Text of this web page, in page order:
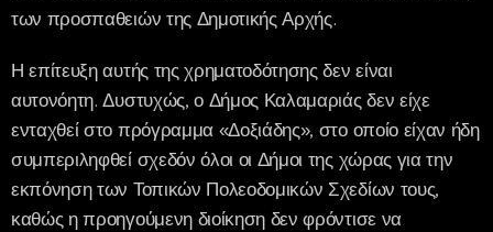
των προσπαθειών της Δημοτικής Αρχής.
Η επίτευξη αυτής της χρηματοδότησης δεν είναι
αυτονόητη. Δυστυχώς, ο Δήμος Καλαμαριάς δεν είχε
ενταχθεί στο πρόγραμμα «Δοξιάδης», στο οποίο είχαν ήδη
συμπεριληφθεί σχεδόν όλοι οι Δήμοι της χώρας για την
εκπόνηση των Τοπικών Πολεοδομικών Σχεδίων τους,
καθώς η προηγούμενη διοίκηση δεν φρόντισε να